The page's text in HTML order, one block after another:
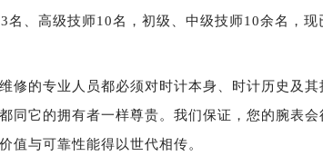
名、高级技师10名，初级、中级技师10余名，现
修的专业人员都必须对时计本身、时计历史及其
同它的拥有者一样尊贵。我们保证，您的腕表
值与可靠性能得以世代相传。